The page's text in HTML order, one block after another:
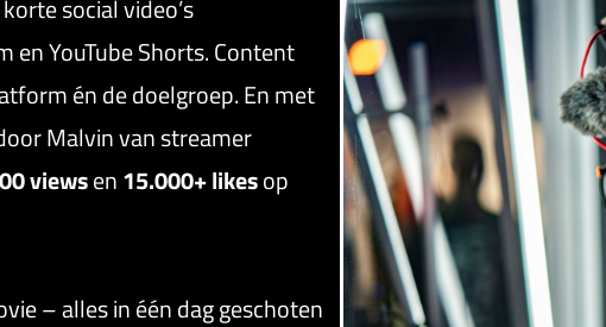
social video’s
en YouTube Shorts. Content
én de doelgroep. En met
Malvin van streamer
viewsen 15.000+ likesop
– alles in één dag geschoten